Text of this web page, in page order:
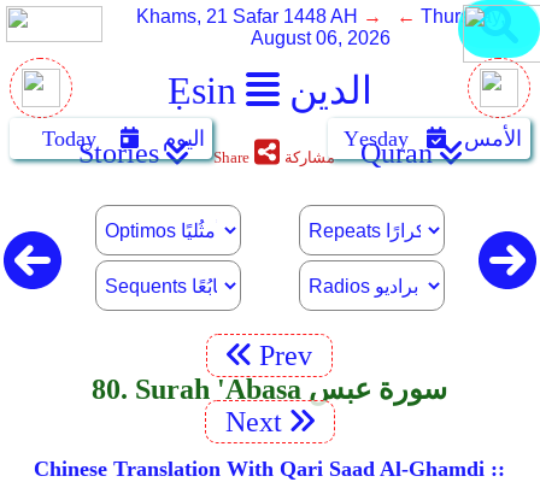
Ẹsin الدين
Khams, 21 Safar 1448 AH → ← Thursday,
August 06, 2026
Today اليوم Yẹsday الأمس Stories Share مشاركة Quran
Prev
80. Surah 'Abasa سورة عبس
Next
Chinese Translation With Qari Saad Al-Ghamdi ::